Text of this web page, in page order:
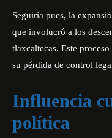
Seguiría pues, la
que involucró a los
tlaxcaltecas. Este
su pérdida de control
Influencia
política